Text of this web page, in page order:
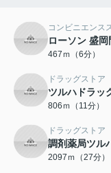
コンビニエンス
ローソン 盛岡
467ｍ（6分）
ドラッグストア
ツルハドラッ
806ｍ（11分）
ドラッグストア
調剤薬局ツル
2097ｍ（27分）